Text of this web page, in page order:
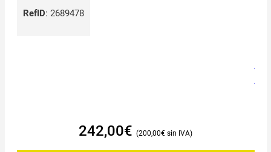
RefID: 2689478
242,00€ 200,00€